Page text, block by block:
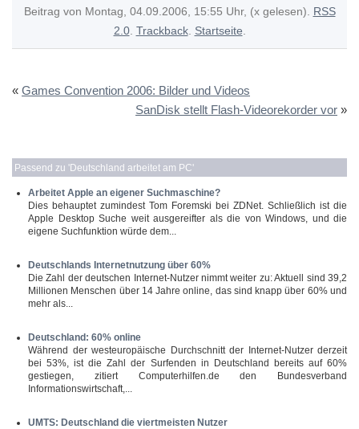
Beitrag von Montag, 04.09.2006, 15:55 Uhr, (x gelesen). RSS
2.0. Trackback. Startseite.
« Games Convention 2006: Bilder und Videos
SanDisk stellt Flash-Videorekorder vor »
Passend zu 'Deutschland arbeitet am PC'
Arbeitet Apple an eigener Suchmaschine?
Dies behauptet zumindest Tom Foremski bei ZDNet. Schließlich ist die
Apple Desktop Suche weit ausgereifter als die von Windows, und die
eigene Suchfunktion würde dem...
Deutschlands Internetnutzung über 60%
Die Zahl der deutschen Internet-Nutzer nimmt weiter zu: Aktuell sind 39,2
Millionen Menschen über 14 Jahre online, das sind knapp über 60% und
mehr als...
Deutschland: 60% online
Während der westeuropäische Durchschnitt der Internet-Nutzer derzeit
bei 53%, ist die Zahl der Surfenden in Deutschland bereits auf 60%
gestiegen, zitiert Computerhilfen.de den Bundesverband
Informationswirtschaft,...
UMTS: Deutschland die viertmeisten Nutzer